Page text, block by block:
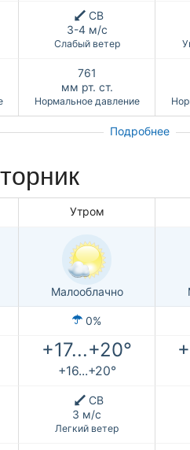
СВ
3-4 м/с
Слабый ветер
761
мм рт. ст.
Нормальное давление
Подробнее
Утром
Малооблачно
0%
+17...+20°
+16...+20°
СВ
3 м/с
Легкий ветер